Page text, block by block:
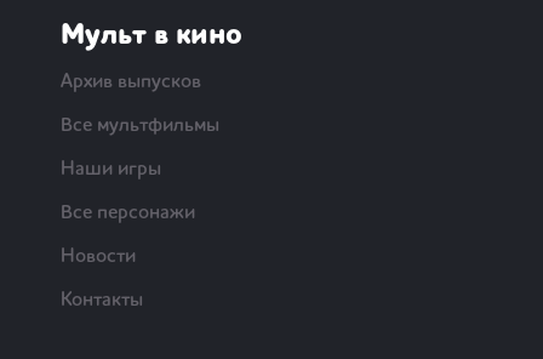
Мульт в кино
Архив выпусков
Все мультфильмы
Наши игры
Все персонажи
Новости
Контакты